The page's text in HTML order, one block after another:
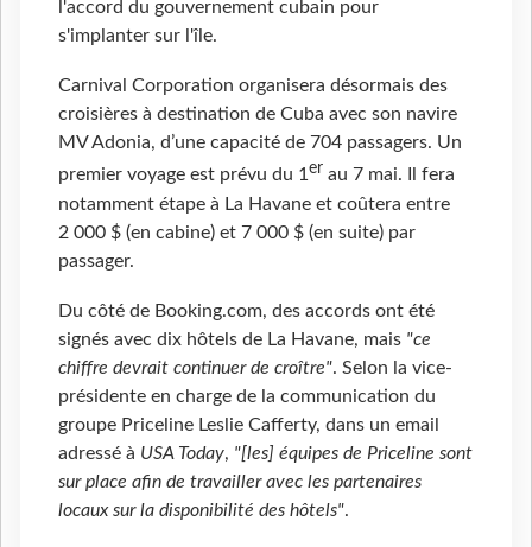
l'accord du gouvernement cubain pour
s'implanter sur l'île.
Carnival Corporation organisera désormais des
croisières à destination de Cuba avec son navire
MV Adonia, d’une capacité de 704 passagers. Un
premier voyage est prévu du 1er au 7 mai. Il fera
notamment étape à La Havane et coûtera entre
2 000 $ (en cabine) et 7 000 $ (en suite) par
passager.
Du côté de Booking.com, des accords ont été
signés avec dix hôtels de La Havane, mais "ce
chiffre devrait continuer de croître". Selon la vice-
présidente en charge de la communication du
groupe Priceline Leslie Cafferty, dans un email
adressé à USA Today, "[les] équipes de Priceline sont
sur place afin de travailler avec les partenaires
locaux sur la disponibilité des hôtels".